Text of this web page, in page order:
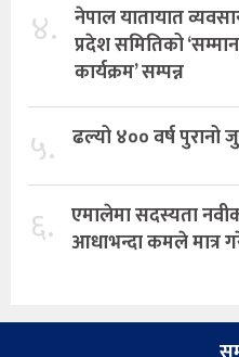
४. नेपाल यातायात
प्रदेश समितिको
कार्यक्रम’ सम्पन्न
५. ढल्यो ४०० वर्ष
६. एमालेमा सदस्यता
आधाभन्दा कमले मात्र